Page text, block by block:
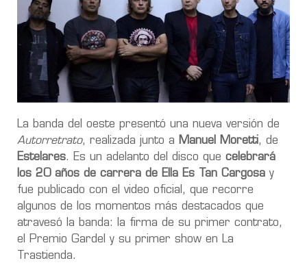
La banda del oeste presentó una nueva versión de
Autorretrato, realizada junto a Manuel Moretti, de
Estelares. Es un adelanto del disco que celebrará
los 20 años de carrera de Ella Es Tan Cargosa y
fue publicado con el video oficial, que recorre
algunos de los momentos más destacados que
atravesó la banda: la firma de su primer contrato,
el Premio Gardel y su primer show en La
Trastienda.